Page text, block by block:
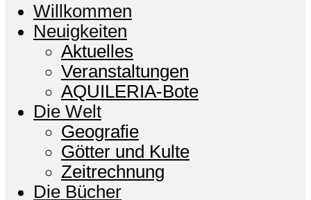
Willkommen
Neuigkeiten
Aktuelles
Veranstaltungen
AQUILERIA-Bote
Die Welt
Geografie
Götter und Kulte
Zeitrechnung
Die Bücher